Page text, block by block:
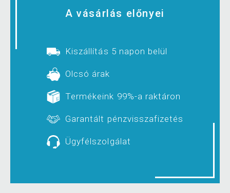
A vásárlás előnyei
Kiszállítás 5 napon belül
Olcsó árak
Termékeink 99%-a raktáron
Garantált pénzvisszafizetés
Ügyfélszolgálat